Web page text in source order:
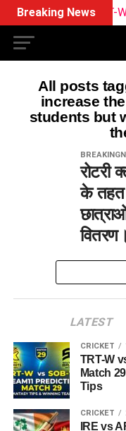
Breaking NewsTRT-W
All posts
increase
students but
रोटरी
के तहत
वितरण।
LATEST
CRICKET
TRT-W
Match
Tips
CRICKET
IRE vs